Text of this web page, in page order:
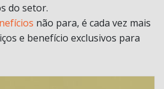
do setor.
não para, é cada vez mais
e benefício exclusivos para